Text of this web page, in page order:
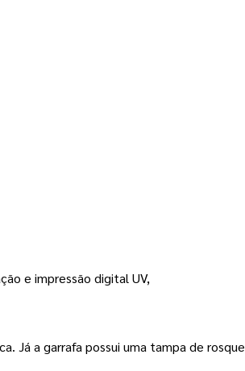
e impressão digital UV,
Já a garrafa possui uma tampa de